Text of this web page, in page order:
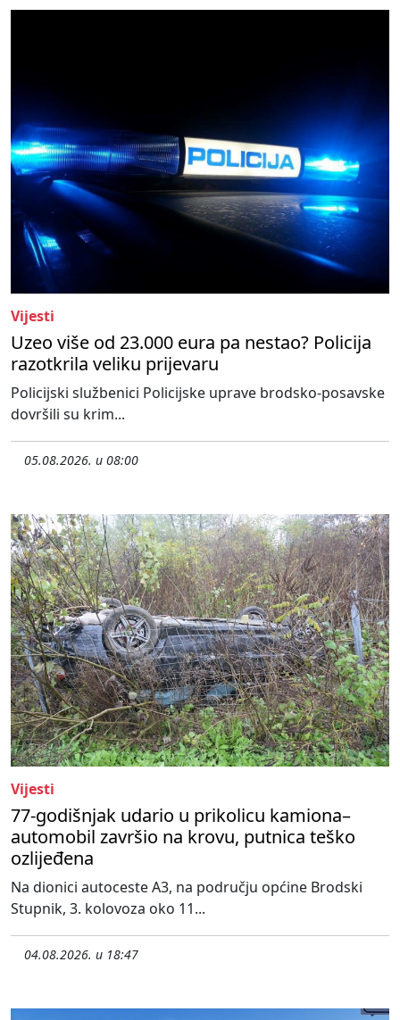
Vijesti
Uzeo više od 23.000 eura pa nestao? Policija
razotkrila veliku prijevaru
Policijski službenici Policijske uprave brodsko-posavske
dovršili su krim...
05.08.2026. u 08:00
Vijesti
77-godišnjak udario u prikolicu kamiona–
automobil završio na krovu, putnica teško
ozlijeđena
Na dionici autoceste A3, na području općine Brodski
Stupnik, 3. kolovoza oko 11...
04.08.2026. u 18:47